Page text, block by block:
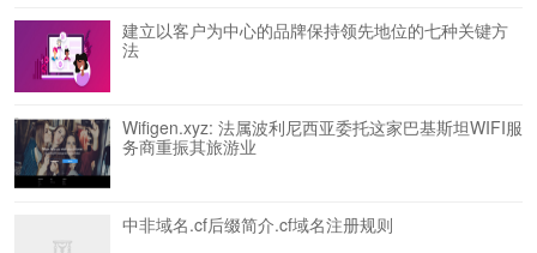
建立以客户为中心的品牌保持领先地位的七种关键方
法
Wifigen.xyz: 法属波利尼西亚委托这家巴基斯坦WIFI服
务商重振其旅游业
中非域名.cf后缀简介.cf域名注册规则